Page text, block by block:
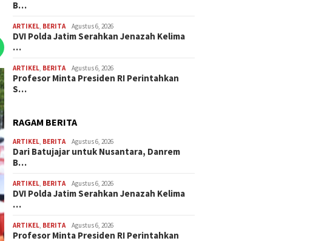
B…
ARTIKEL, BERITA Agustus 6, 2026
DVI Polda Jatim Serahkan Jenazah Kelima
…
ARTIKEL, BERITA Agustus 6, 2026
Profesor Minta Presiden RI Perintahkan
S…
RAGAM BERITA
ARTIKEL, BERITA Agustus 6, 2026
Dari Batujajar untuk Nusantara, Danrem
B…
ARTIKEL, BERITA Agustus 6, 2026
DVI Polda Jatim Serahkan Jenazah Kelima
…
ARTIKEL, BERITA Agustus 6, 2026
Profesor Minta Presiden RI Perintahkan